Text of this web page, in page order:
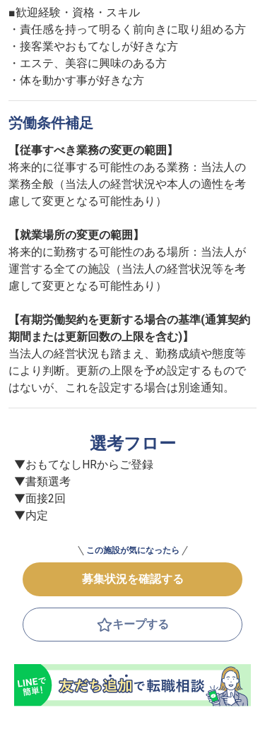
■歓迎経験・資格・スキル
・責任感を持って明るく前向きに取り組める方
・接客業やおもてなしが好きな方
・エステ、美容に興味のある方
・体を動かす事が好きな方
労働条件補足
【従事すべき業務の変更の範囲】
将来的に従事する可能性のある業務：当法人の
業務全般（当法人の経営状況や本人の適性を考
慮して変更となる可能性あり）
【就業場所の変更の範囲】
将来的に勤務する可能性のある場所：当法人が
運営する全ての施設（当法人の経営状況等を考
慮して変更となる可能性あり）
【有期労働契約を更新する場合の基準(通算契約
期間または更新回数の上限を含む)】
当法人の経営状況も踏まえ、勤務成績や態度等
により判断。更新の上限を予め設定するもので
はないが、これを設定する場合は別途通知。
選考フロー
▼おもてなしHRからご登録
▼書類選考
▼面接2回
▼内定
この施設が気になったら
募集状況を確認する
キープする